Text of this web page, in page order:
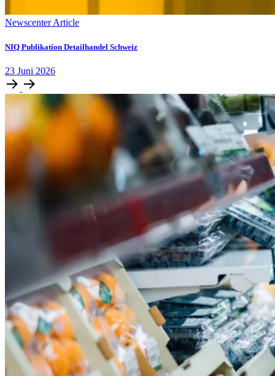
Newscenter Article
NIQ Publikation Detailhandel Schweiz
23 Juni 2026